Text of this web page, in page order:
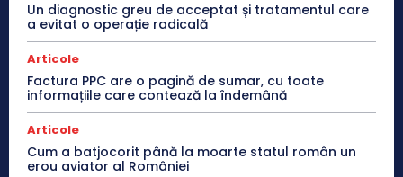
Un diagnostic greu de acceptat și tratamentul care
a evitat o operație radicală
Articole
Factura PPC are o pagină de sumar, cu toate
informațiile care contează la îndemână
Articole
Cum a batjocorit până la moarte statul român un
erou aviator al României